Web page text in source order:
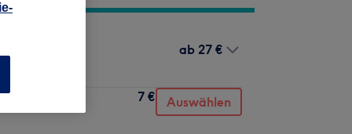
ab 27 €
7 € Auswählen